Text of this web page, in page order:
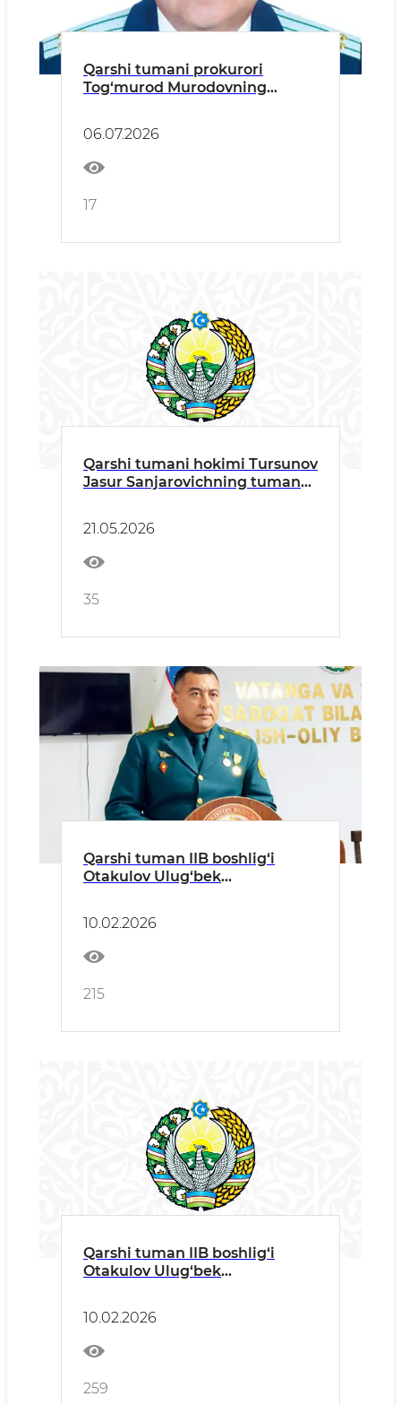
Qarshi tumani prokurori
Tog‘murod Murodovning
06.07.2026
17
Qarshi tumani hokimi Tursunov
Jasur Sanjarovichning tuman
21.05.2026
35
Qarshi tuman IIB boshlig‘i
Otakulov Ulug‘bek
10.02.2026
215
Qarshi tuman IIB boshlig‘i
Otakulov Ulug‘bek
10.02.2026
259